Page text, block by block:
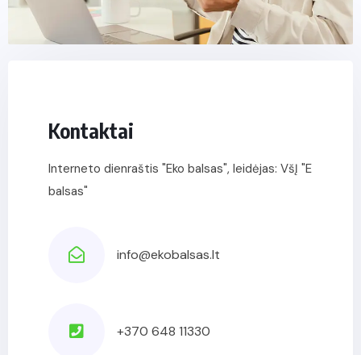
Kontaktai
Interneto dienraštis "Eko balsas", leidėjas: VšĮ "E
balsas"
info@ekobalsas.lt
+370 648 11330